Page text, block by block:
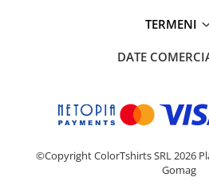
TERMENI
DATE
©Copyright ColorTshirts SRL 2026
Gomag